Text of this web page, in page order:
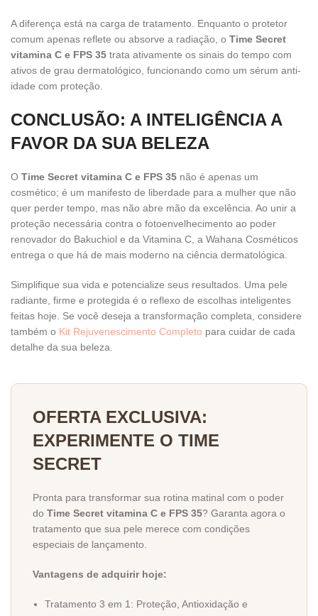
A diferença está na carga de tratamento. Enquanto o protetor
comum apenas reflete ou absorve a radiação, o Time Secret
vitamina C e FPS 35 trata ativamente os sinais do tempo com
ativos de grau dermatológico, funcionando como um sérum anti-
idade com proteção.
CONCLUSÃO: A INTELIGÊNCIA A
FAVOR DA SUA BELEZA
O Time Secret vitamina C e FPS 35 não é apenas um
cosmético; é um manifesto de liberdade para a mulher que não
quer perder tempo, mas não abre mão da excelência. Ao unir a
proteção necessária contra o fotoenvelhecimento ao poder
renovador do Bakuchiol e da Vitamina C, a Wahana Cosméticos
entrega o que há de mais moderno na ciência dermatológica.
Simplifique sua vida e potencialize seus resultados. Uma pele
radiante, firme e protegida é o reflexo de escolhas inteligentes
feitas hoje. Se você deseja a transformação completa, considere
também o Kit Rejuvenescimento Completo para cuidar de cada
detalhe da sua beleza.
OFERTA EXCLUSIVA:
EXPERIMENTE O TIME
SECRET
Pronta para transformar sua rotina matinal com o poder
do Time Secret vitamina C e FPS 35? Garanta agora o
tratamento que sua pele merece com condições
especiais de lançamento.
Vantagens de adquirir hoje:
Tratamento 3 em 1: Proteção, Antioxidação e